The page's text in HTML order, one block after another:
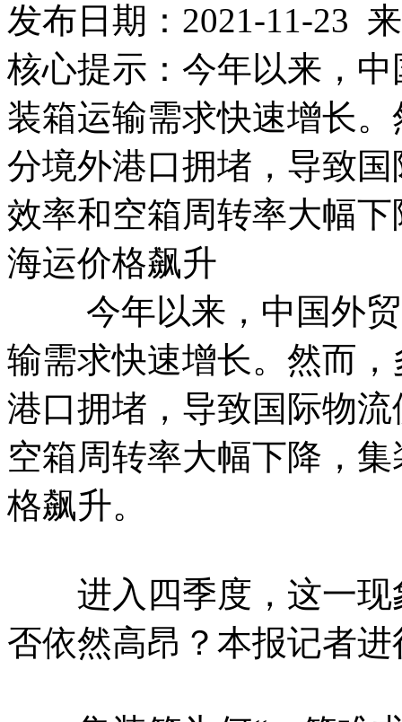
发布日期：2021-11-23
核心提示：今年以来，
装箱运输需求快速增长
分境外港口拥堵，导致
效率和空箱周转率大幅
海运价格飙升
今年以来，中国外贸
输需求快速增长。然而
港口拥堵，导致国际物
空箱周转率大幅下降，
格飙升。
进入四季度，这一现
否依然高昂？本报记者